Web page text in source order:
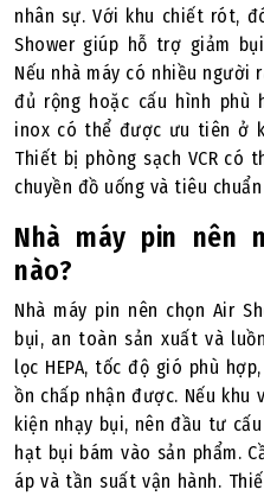
nhân sự. Với khu chiết rót,
Shower giúp hỗ trợ giảm
Nếu nhà máy có nhiều người
đủ rộng hoặc cấu hình
inox có thể được ưu tiên ở
Thiết bị phòng sạch VCR có
chuyền đồ uống và tiêu
Nhà máy pin nên
nào?
Nhà máy pin nên chọn Air
bụi, an toàn sản xuất và
lọc HEPA, tốc độ gió phù
ồn chấp nhận được. Nếu
kiện nhạy bụi, nên đầu tư
hạt bụi bám vào sản phẩm.
áp và tần suất vận hành.